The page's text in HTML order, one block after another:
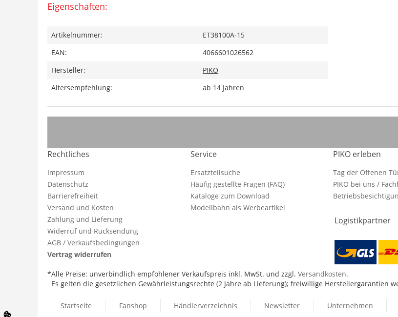
Eigenschaften:
Artikelnummer:
ET38100A-15
EAN:
4066601026562
Hersteller:
PIKO
Altersempfehlung:
ab 14 Jahren
Rechtliches
Impressum
Datenschutz
Barrierefreiheit
Versand und Kosten
Zahlung und Lieferung
Widerruf und Rücksendung
AGB / Verkaufsbedingungen
Vertrag widerrufen
Service
Ersatzteilsuche
Häufig gestellte Fragen (FAQ)
Kataloge zum Download
Modellbahn als Werbeartikel
PIKO erleben
Tag der Offenen
PIKO bei uns /
Logistikpartner
*Alle Preise: unverbindlich empfohlener Verkaufspreis inkl. MwSt. und zzgl. Versandkosten.
Es gelten die gesetzlichen Gewährleistungsrechte (2 Jahre ab Lieferung); freiwillige Herstellergarantien
Startseite Fanshop Händlerverzeichnis Newsletter Unternehmen